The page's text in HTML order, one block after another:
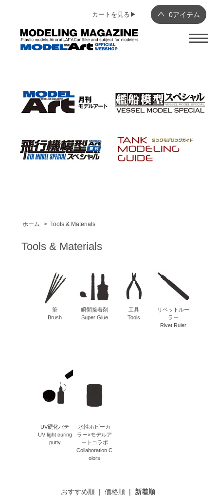
0アイテム
カートを見る▶︎
ホーム > Tools & Materials
Tools & Materials
筆
Brush
瞬間接着剤
Super Glue
工具
Tools
リベットルー
ラー
Rivet Ruler
UV硬化パテ
UV light curing
putty
水性ホビーカ
ラー×モデルア
ートコラボ
Collaboration C
olors
おすすめ順 |価格順 | 新着順